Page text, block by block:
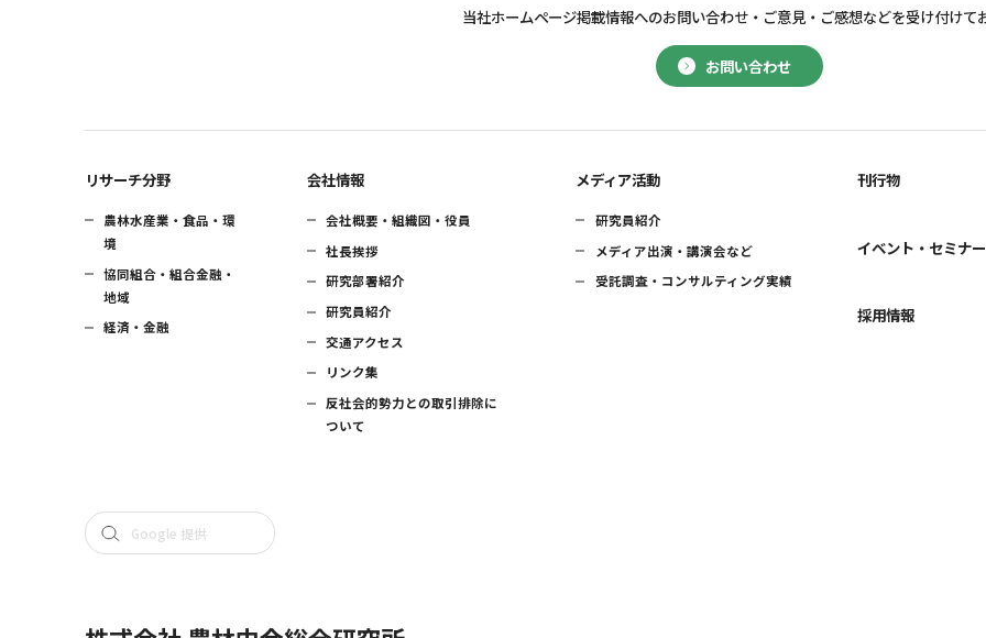
お問い合わせ
当社ホームページ掲載情報へのお問い合わせ・ ご意見・ご感想などを受け付けて
リサーチ分野
農林水産業・食品・環
境
協同組合・組合金融・
地域
経済・金融
会社情報
会社概要・組織図・役員
社長挨拶
研究部署紹介
研究員紹介
交通アクセス
リンク集
反社会的勢力との取引排除に
ついて
メディア活動
研究員紹介
メディア出演・講演会など
受託調査・コンサルティング実績
刊行物
イベント・セミナー
採用情報